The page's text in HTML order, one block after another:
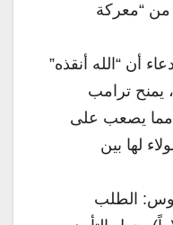
من “معركة
أن “الله أنقذه”
يمنح ترامب
مما يصعب على
لها بين
الطلب